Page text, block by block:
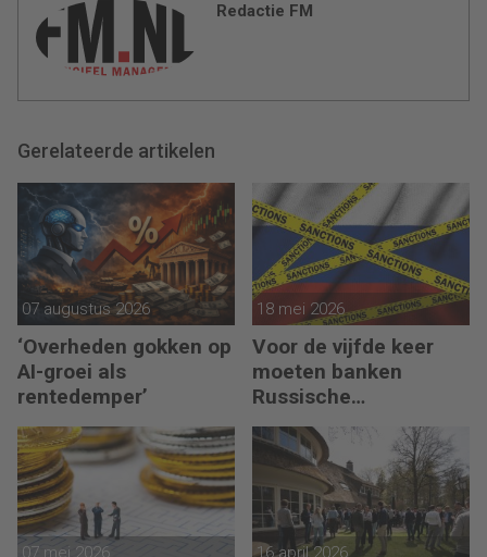
Redactie FM
Gerelateerde artikelen
07 augustus 2026
‘Overheden gokken op
AI-groei als
rentedemper’
18 mei 2026
Voor de vijfde keer
moeten banken
Russische
bankgegoeden
melden
07 mei 2026 16 april 2026